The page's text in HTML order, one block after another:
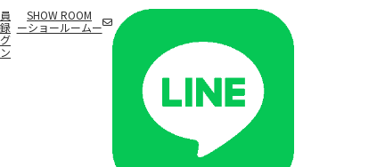
SHOW ROOM
ーショールームー